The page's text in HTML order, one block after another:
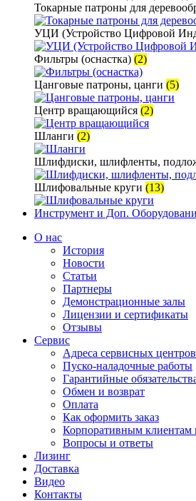
Токарные патроны для
УЦИ (Устройство Цифровой
Фильтры (оснастка) (2)
Цанговые патроны, цанги (5)
Центр вращающийся (2)
Шланги (2)
Шлифдиски, шлифленты,
Шлифовальные круги (13)
Инструмент и Доп.
О нас
История
Новости
Статьи
Партнеры
Демонстрационные залы
Лицензии и сертификаты
Отзывы
Сервис
Адреса сервисных центров
Пуско-наладочные работы
Гарантийные
Обмен и возврат
Оплата
Как оформить заказ
Корпоративным клиентам
Вопросы и ответы
Лизинг
Доставка
Видео
Контакты